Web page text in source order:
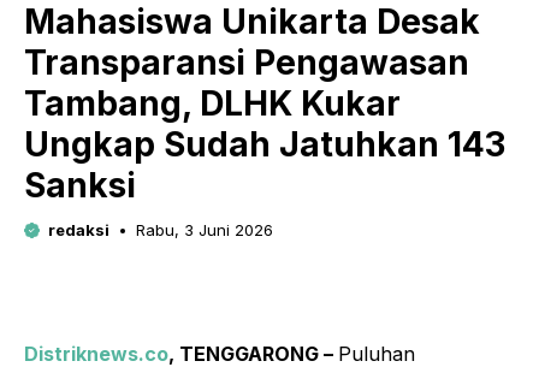
Mahasiswa Unikarta Desak
Transparansi Pengawasan
Tambang, DLHK Kukar
Ungkap Sudah Jatuhkan 143
Sanksi
redaksi Rabu, 3 Juni 2026
Distriknews.co, TENGGARONG – Puluhan